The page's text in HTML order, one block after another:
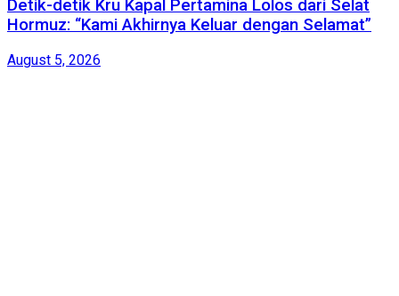
Detik-detik Kru Kapal Pertamina Lolos dari Selat
Hormuz: “Kami Akhirnya Keluar dengan Selamat”
August 5, 2026